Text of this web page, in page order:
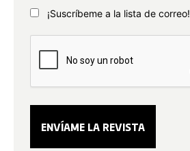
¡Suscríbeme a la lista de correo!